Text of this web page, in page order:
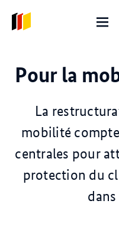
Pour la
La
mobilité
centrales pour
protection du